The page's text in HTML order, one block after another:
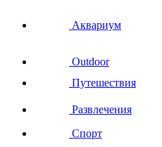
Аквариум
Outdoor
Путешествия
Развлечения
Спорт